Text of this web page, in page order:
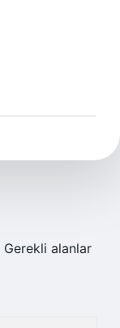
Gerekli alanlar